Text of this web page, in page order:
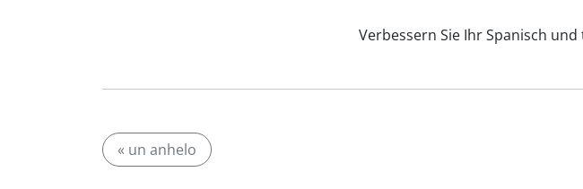
Verbessern Sie Ihr Spanisch
« un anhelo